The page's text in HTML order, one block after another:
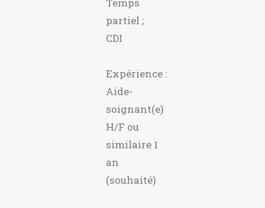
partiel ;
CDI
Expérience :
Aide-
soignant(e)
H/F ou
similaire 1
an
(souhaité)